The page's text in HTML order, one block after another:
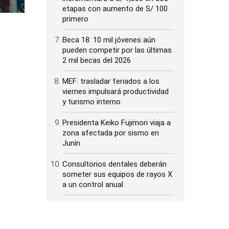
etapas con aumento de S/ 100
primero
Beca 18: 10 mil jóvenes aún
pueden competir por las últimas
2 mil becas del 2026
MEF: trasladar feriados a los
viernes impulsará productividad
y turismo interno
Presidenta Keiko Fujimori viaja a
zona afectada por sismo en
Junín
Consultorios dentales deberán
someter sus equipos de rayos X
a un control anual